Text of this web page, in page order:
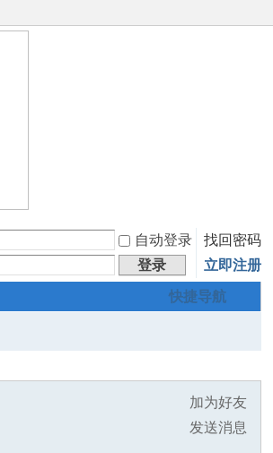
自动登录
找回密码
登录 立即注册
快捷导航
加为好友
发送消息